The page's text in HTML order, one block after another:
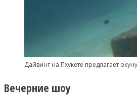
Дайвинг на Пхукете предлагает
Вечерние шоу